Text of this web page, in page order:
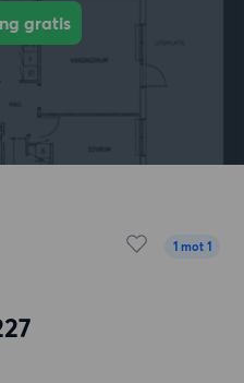
gratis
1 mot 1